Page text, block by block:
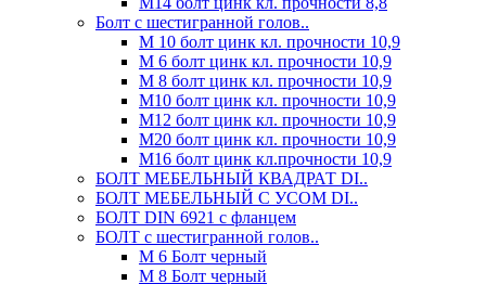
Болт с шестигранной голов..
М 10 болт цинк кл. прочности 10,9
М 6 болт цинк кл. прочности 10,9
М 8 болт цинк кл. прочности 10,9
М10 болт цинк кл. прочности 10,9
М12 болт цинк кл. прочности 10,9
М20 болт цинк кл. прочности 10,9
М16 болт цинк кл.прочности 10,9
БОЛТ МЕБЕЛЬНЫЙ КВАДРАТ DI..
БОЛТ МЕБЕЛЬНЫЙ С УСОМ DI..
БОЛТ DIN 6921 c фланцем
БОЛТ с шестигранной голов..
М 6 Болт черный
М 8 Болт черный